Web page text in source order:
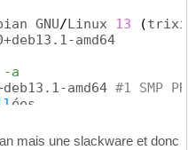
GNU/ Linux 13 (trixie
amd64
-a
amd64 #1 SMP
ées
mais une slackware et donc